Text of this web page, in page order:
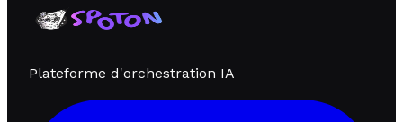
Plateforme d'orchestration IA